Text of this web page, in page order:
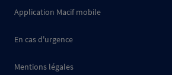
Application Macif mobile
En cas d'urgence
Mentions légales